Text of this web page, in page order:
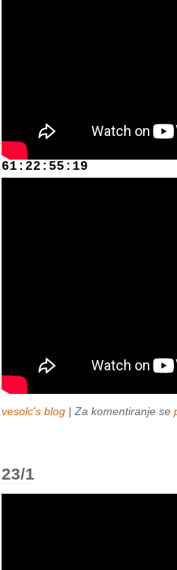
vesolc's blog | Za komentiranje se
23/1